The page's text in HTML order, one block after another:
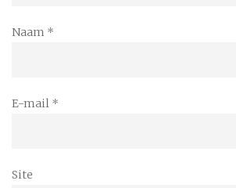
Naam *
E-mail *
Site